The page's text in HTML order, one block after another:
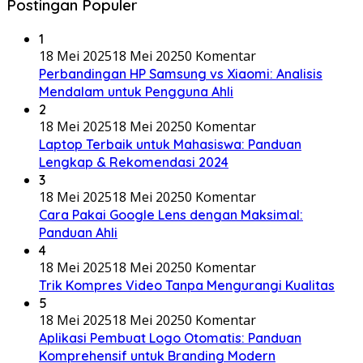
Postingan Populer
1
18 Mei 202518 Mei 20250 Komentar
Perbandingan HP Samsung vs Xiaomi: Analisis
Mendalam untuk Pengguna Ahli
2
18 Mei 202518 Mei 20250 Komentar
Laptop Terbaik untuk Mahasiswa: Panduan
Lengkap & Rekomendasi 2024
3
18 Mei 202518 Mei 20250 Komentar
Cara Pakai Google Lens dengan Maksimal:
Panduan Ahli
4
18 Mei 202518 Mei 20250 Komentar
Trik Kompres Video Tanpa Mengurangi Kualitas
5
18 Mei 202518 Mei 20250 Komentar
Aplikasi Pembuat Logo Otomatis: Panduan
Komprehensif untuk Branding Modern